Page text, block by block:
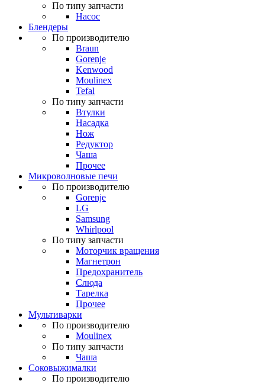
По типу запчасти
Насос
Блендеры
По производителю
Braun
Gorenje
Kenwood
Moulinex
Tefal
По типу запчасти
Втулки
Насадка
Нож
Редуктор
Чаша
Прочее
Микроволновые печи
По производителю
Gorenje
LG
Samsung
Whirlpool
По типу запчасти
Моторчик вращения
Магнетрон
Предохранитель
Слюда
Тарелка
Прочее
Мультиварки
По производителю
Moulinex
По типу запчасти
Чаша
Соковыжималки
По производителю